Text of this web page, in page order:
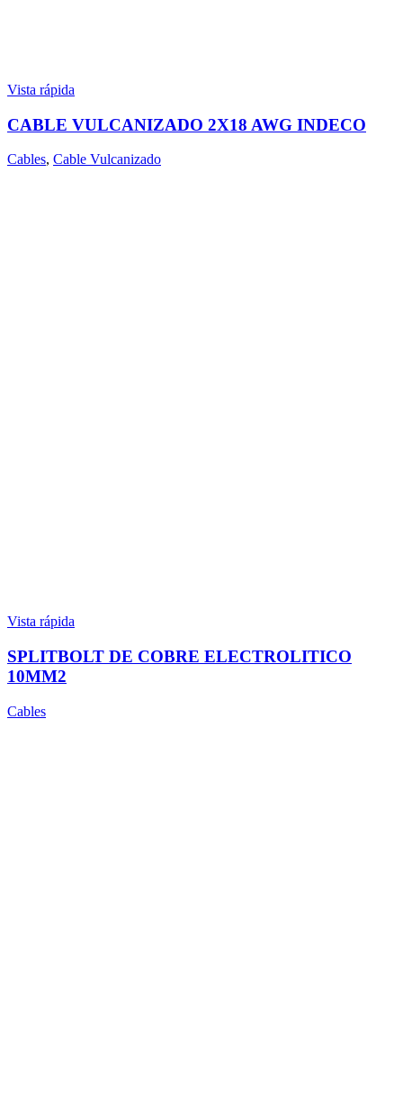
Vista rápida
CABLE VULCANIZADO 2X18 AWG INDECO
Cables, Cable Vulcanizado
Vista rápida
SPLITBOLT DE COBRE ELECTROLITICO
10MM2
Cables